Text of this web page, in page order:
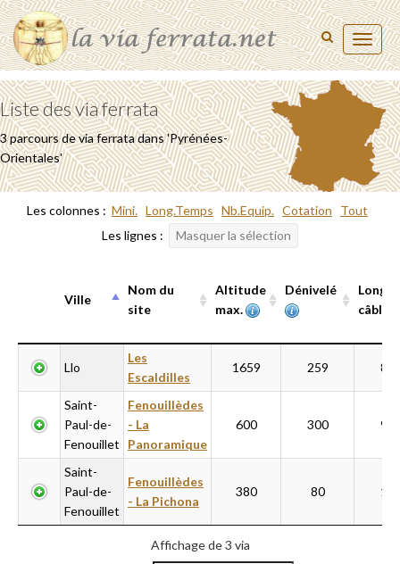
Toggle
Liste des via ferrata
3 parcours de via ferrata dans 'Pyrénées-
Orientales'
Les colonnes : Mini. Long.Temps Nb.Equip. Cotation
Tout
Les lignes :
Masquer la sélection
Ville
Nom du
site
Altitude
max.
Dénivelé
câblée
Nom du
site
max.
câblée
Llo
Les
Escaldilles
1659 259
Saint-
Paul-de-
Fenouillet
Fenouillèdes
- La
Panoramique
600 300
Saint-
Paul-de-
Fenouillet
Fenouillèdes
- La Pichona
380 80
Affichage de 3 via